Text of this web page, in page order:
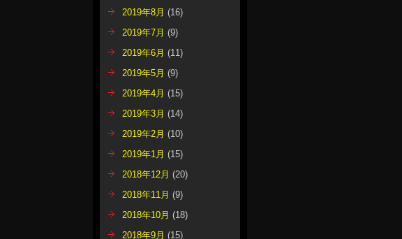
2019年8月 (16)
2019年7月 (9)
2019年6月 (11)
2019年5月 (9)
2019年4月 (15)
2019年3月 (14)
2019年2月 (10)
2019年1月 (15)
2018年12月 (20)
2018年11月 (9)
2018年10月 (18)
2018年9月 (15)